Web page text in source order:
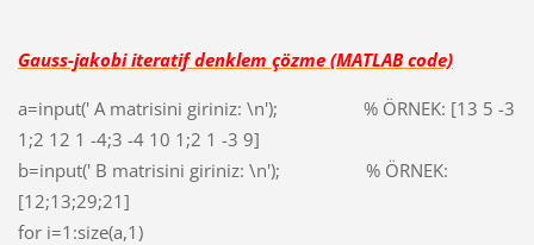
Gauss-jakobi iteratif denklem çözme (MATLAB code)
a=input(' A matrisini giriniz: \n'); % ÖRNEK: [13 5 -3
1;2 12 1 -4;3 -4 10 1;2 1 -3 9]
b=input(' B matrisini giriniz: \n'); % ÖRNEK:
[12;13;29;21]
for i=1:size(a,1)